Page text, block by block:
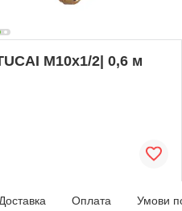
М10х1/2| 0,6 м
Доставка Оплата Умови